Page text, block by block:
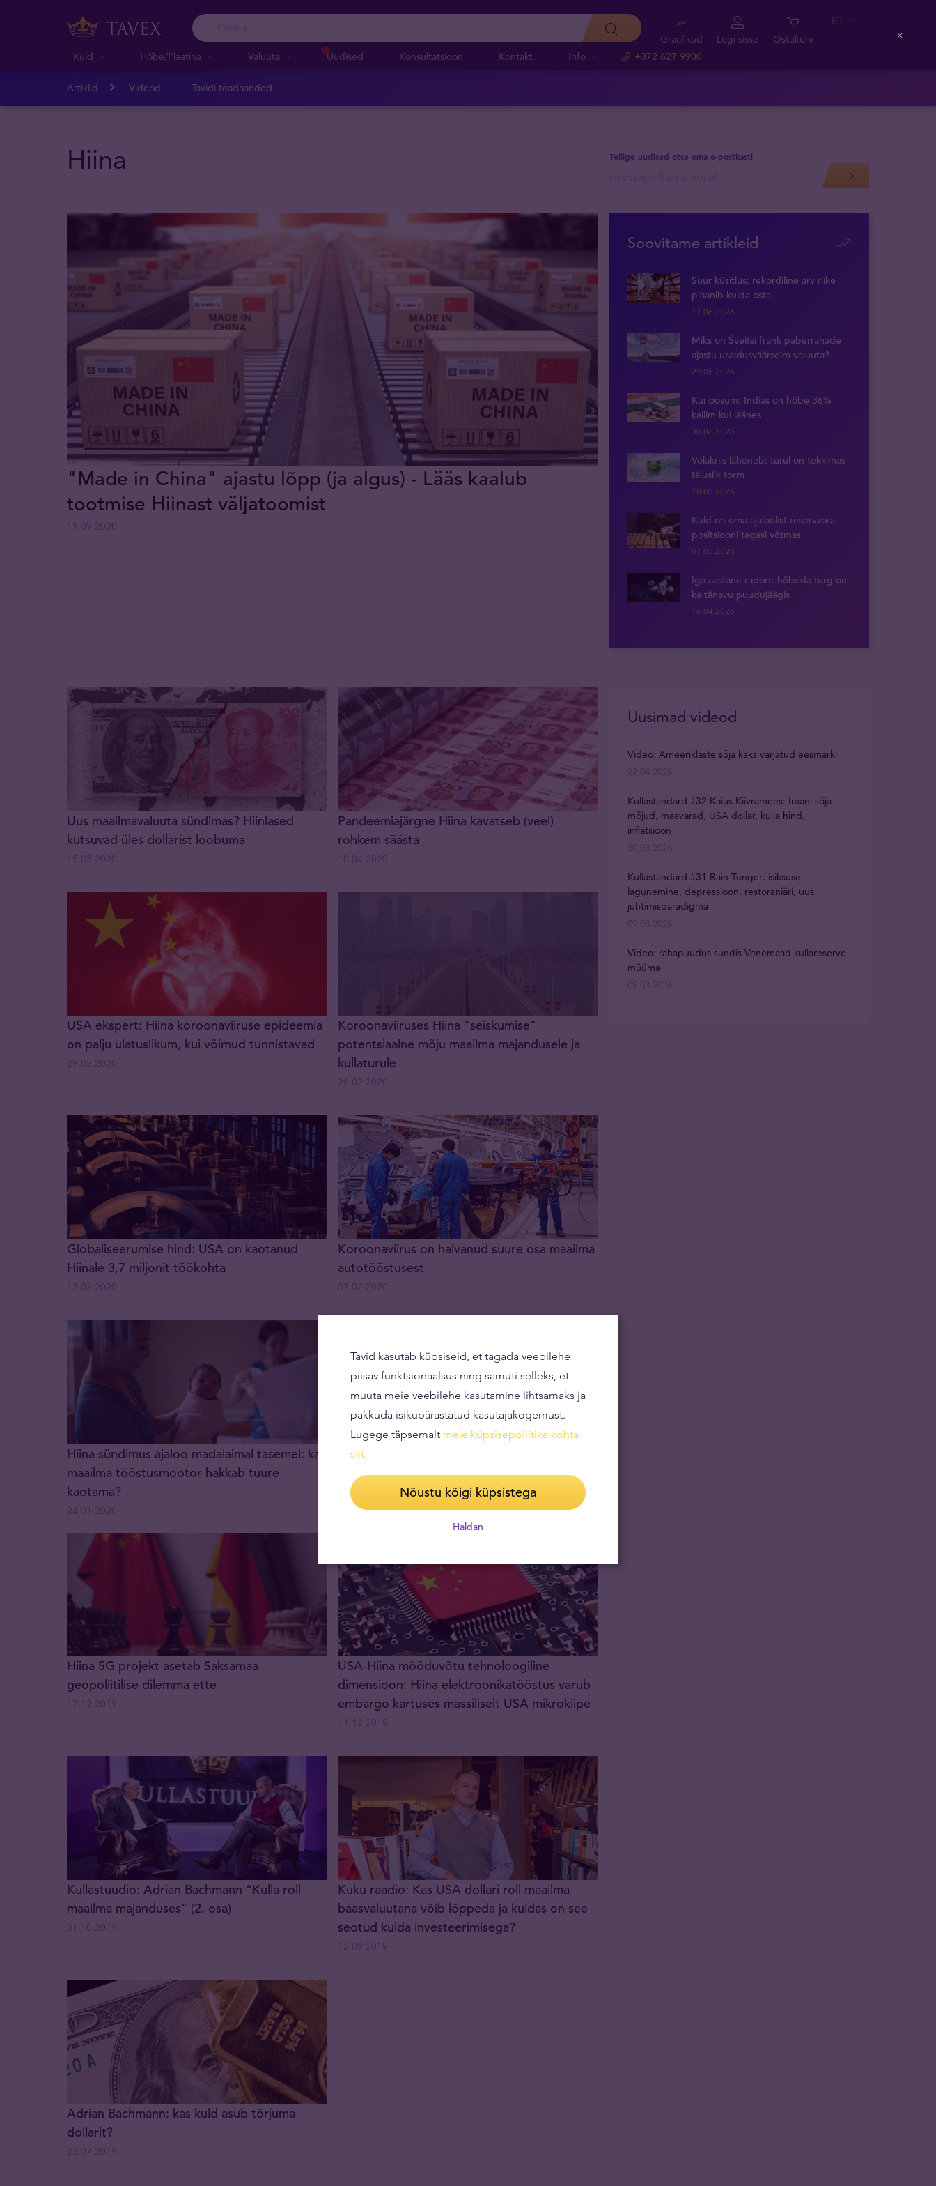
Kuld Hõbe/Plaatina Valuuta Uudised Konsultatsioon Kontakt Info +372 627 9900
Graafikud Logi sisse Ostukorv
ET
Artiklid Videod Tavidi teadaanded
Hiina Tellige uudised otse oma e-postkasti
"Made in China" ajastu lõpp (ja algus) - Lääs kaalub
tootmise Hiinast väljatoomist
Soovitame artikleid
Suur küsitlus: rekordiline arv riike
plaanib kulda osta
17.06.2026
Miks on Šveitsi frank paberrahade
ajastu usaldusväärseim valuuta?
29.05.2026
Kurioosum: Indias on hõbe 36%
kallim kui läänes
30.06.2026
Võlakriis läheneb: turul on tekkimas
täiuslik torm
18.05.2026
Kuld on oma ajaloolist reservvara
positsiooni tagasi võtmas
07.05.2026
Iga-aastane raport: hõbeda turg on
ka tänavu puudujäägis
16.04.2026
Uus maailmavaluuta sündimas? Hiinlased
kutsuvad üles dollarist loobuma
Pandeemiajärgne Hiina kavatseb (veel)
rohkem säästa
USA ekspert: Hiina koroonaviiruse epideemia
on palju ulatuslikum, kui võimud tunnistavad
Koroonaviiruses Hiina "seiskumise"
potentsiaalne mõju maailma majandusele ja
kullaturule
Globaliseerumise hind: USA on kaotanud
Hiinale 3,7 miljonit töökohta
Koroonaviirus on halvanud suure osa maailma
autotööstusest
Hiina sündimus ajaloo madalaimal tasemel: kas
maailma tööstusmootor hakkab tuure
kaotama?
Muldmetallid annavad Hiinale kontrolli USA
sõjatööstuse üle
13.01.2020
Uusimad videod
Video: Ameeriklaste sõja kaks varjatud eesmärki
22.04.2026
Kullastandard #32 Kaius Kiivramees: Iraani sõja
mõjud, maavarad, USA dollar, kulla hind,
inflatsioon
30.03.2026
Kullastandard #31 Rain Tunger: isiksuse
lagunemine, depressioon, restoraniäri, uus
juhtimisparadigma
09.03.2026
Video: rahapuudus sundis Venemaad kullareserve
müüma
09.03.2026
Hiina 5G projekt asetab Saksamaa
geopoliitilise dilemma ette
USA-Hiina mõõduvõtu tehnoloogiline
dimensioon: Hiina elektroonikatööstus varub
embargo kartuses massiliselt USA mikrokiipe
Kullastuudio: Adrian Bachmann “Kulla roll
maailma majanduses” (2. osa)
Kuku raadio: Kas USA dollari roll maailma
baasvaluutana võib lõppeda ja kuidas on see
seotud kulda investeerimisega?
Adrian Bachmann: kas kuld asub tõrjuma
dollarit?
Tavid kasutab küpsiseid, et tagada veebilehe
piisav funktsionaalsus ning samuti selleks, et
muuta meie veebilehe kasutamine lihtsamaks ja
pakkuda isikupärastatud kasutajakogemust.
Lugege täpsemalt meie küpsisepoliitika kohta
siit.
Nõustu kõigi küpsistega
Haldan
Close